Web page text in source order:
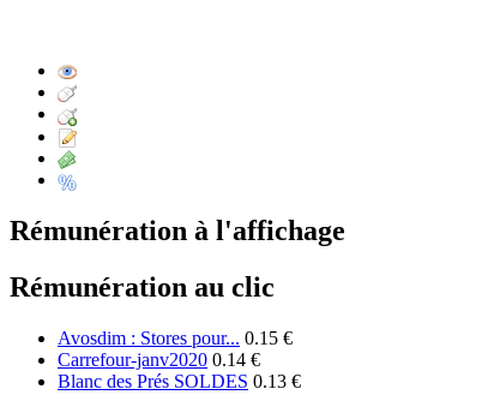
Rémunération à l'affichage
Rémunération au clic
Avosdim : Stores pour... 0.15 €
Carrefour-janv2020 0.14 €
Blanc des Prés SOLDES 0.13 €